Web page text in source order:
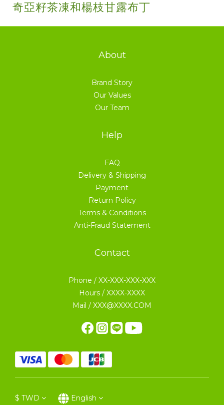
奇亞籽茶凍和楊枝甘露布丁
About
Brand Story
Our Values
Our Team
Help
FAQ
Delivery & Shipping
Payment
Return Policy
Terms & Conditions
Anti-Fraud Statement
Contact
Phone / XX-XXX-XXX-XXX
Hours / XXXX-XXXX
Mail / XXX@XXXX.COM
$ TWD English